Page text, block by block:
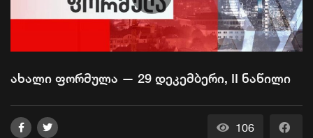
Play
Video
ახალი ფორმულა — 29 დეკემბერი, II ნაწილი
106